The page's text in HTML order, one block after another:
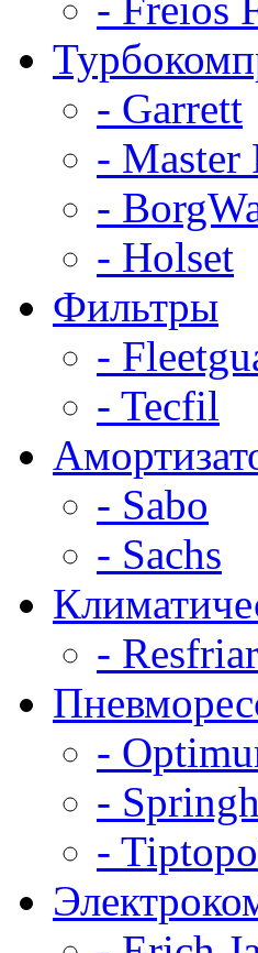
- Garrett
- Master
-
- Holset
Фильтры
-
- Tecfil
- Sabo
- Sachs
-
-
-
-